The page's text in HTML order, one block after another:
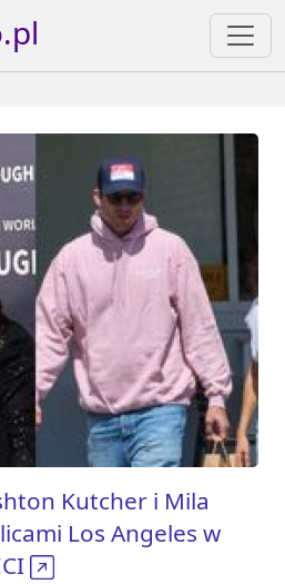
Kutcher i Mila
Los Angeles w